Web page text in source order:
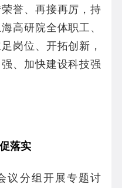
誉、再接再厉，持
高研院全体职工、
岗位、开拓创新，
、加快建设科技强
落实
议分组开展专题讨